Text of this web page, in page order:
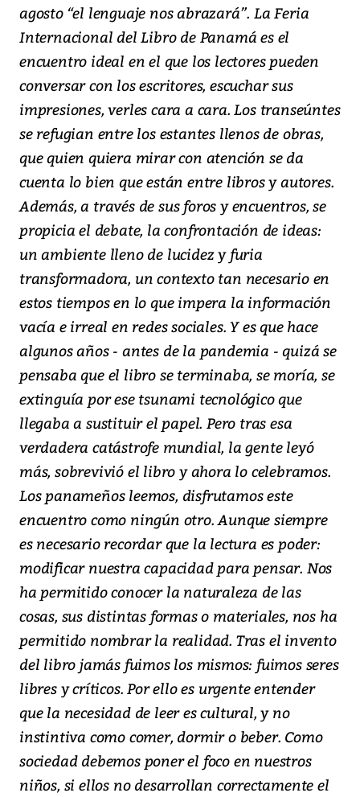
agosto “el lenguaje nos abrazará”. La Feria
Internacional del Libro de Panamá es el
encuentro ideal en el que los lectores pueden
conversar con los escritores, escuchar sus
impresiones, verles cara a cara. Los transeúntes
se refugian entre los estantes llenos de obras,
que quien quiera mirar con atención se da
cuenta lo bien que están entre libros y autores.
Además, a través de sus foros y encuentros, se
propicia el debate, la confrontación de ideas:
un ambiente lleno de lucidez y furia
transformadora, un contexto tan necesario en
estos tiempos en lo que impera la información
vacía e irreal en redes sociales. Y es que hace
algunos años - antes de la pandemia - quizá se
pensaba que el libro se terminaba, se moría, se
extinguía por ese tsunami tecnológico que
llegaba a sustituir el papel. Pero tras esa
verdadera catástrofe mundial, la gente leyó
más, sobrevivió el libro y ahora lo celebramos.
Los panameños leemos, disfrutamos este
encuentro como ningún otro. Aunque siempre
es necesario recordar que la lectura es poder:
modificar nuestra capacidad para pensar. Nos
ha permitido conocer la naturaleza de las
cosas, sus distintas formas o materiales, nos ha
permitido nombrar la realidad. Tras el invento
del libro jamás fuimos los mismos: fuimos seres
libres y críticos. Por ello es urgente entender
que la necesidad de leer es cultural, y no
instintiva como comer, dormir o beber. Como
sociedad debemos poner el foco en nuestros
niños, si ellos no desarrollan correctamente el